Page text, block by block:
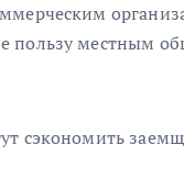
пользу местным
сэкономить